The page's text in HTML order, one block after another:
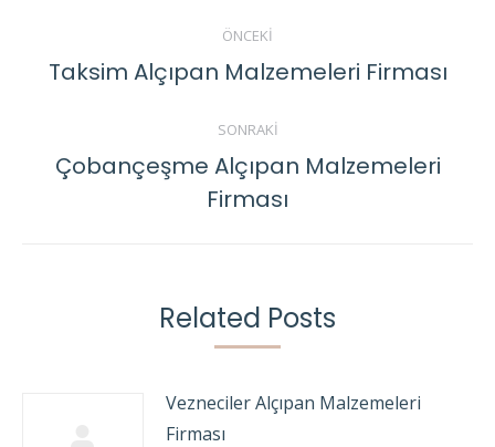
navigation
ÖNCEKI
Previous
Taksim Alçıpan Malzemeleri Firması
SONRAKI
Next
post:
Çobançeşme Alçıpan Malzemeleri
Firması
Related Posts
Vezneciler Alçıpan Malzemeleri
Firması